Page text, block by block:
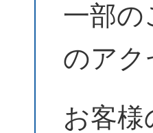
一部の
のアク
お客